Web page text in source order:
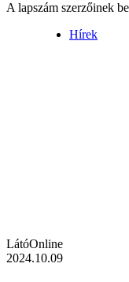
A lapszám szerzőinek
Hírek
LátóOnline
2024.10.09